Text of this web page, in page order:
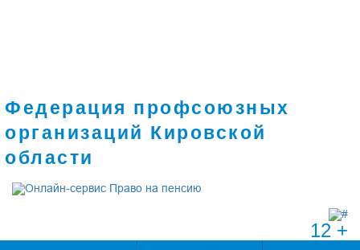
Федерация профсоюзных
организаций Кировской
области
12 +